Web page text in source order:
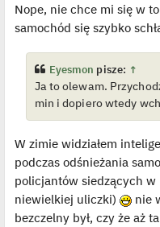
z
p
s
t
Nope, nie chce mi się w
samochód się szybko
Eyesmon pisze: ↑
Ja to olewam.
min i dopiero wtedy
W zimie widziałem
podczas odśnieżania
policjantów siedzących
niewielkiej uliczki)
nie
bezczelny był, czy że aż